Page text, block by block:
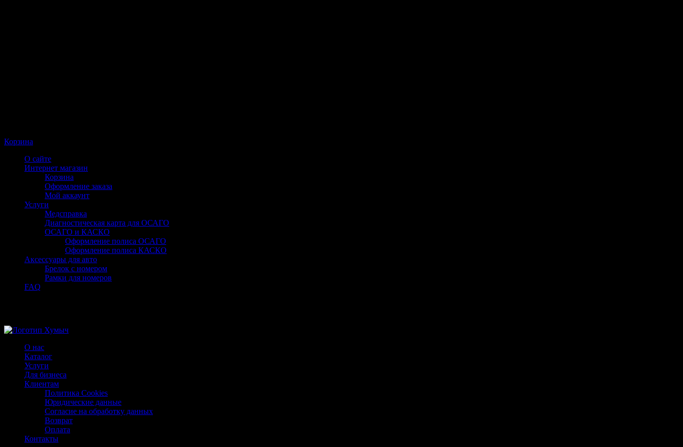
Корзина
О сайте
Интернет магазин
Корзина
Оформление заказа
Мой аккаунт
Услуги
Медсправка
Диагностическая карта для ОСАГО
ОСАГО и КАСКО
Оформление полиса ОСАГО
Оформление полиса КАСКО
Аксессуары для авто
Брелок с номером
Рамки для номеров
FAQ
О нас
Каталог
Услуги
Для бизнеса
Клиентам
Политика Cookies
Юридические данные
Согласие на обработку данных
Возврат
Оплата
Контакты